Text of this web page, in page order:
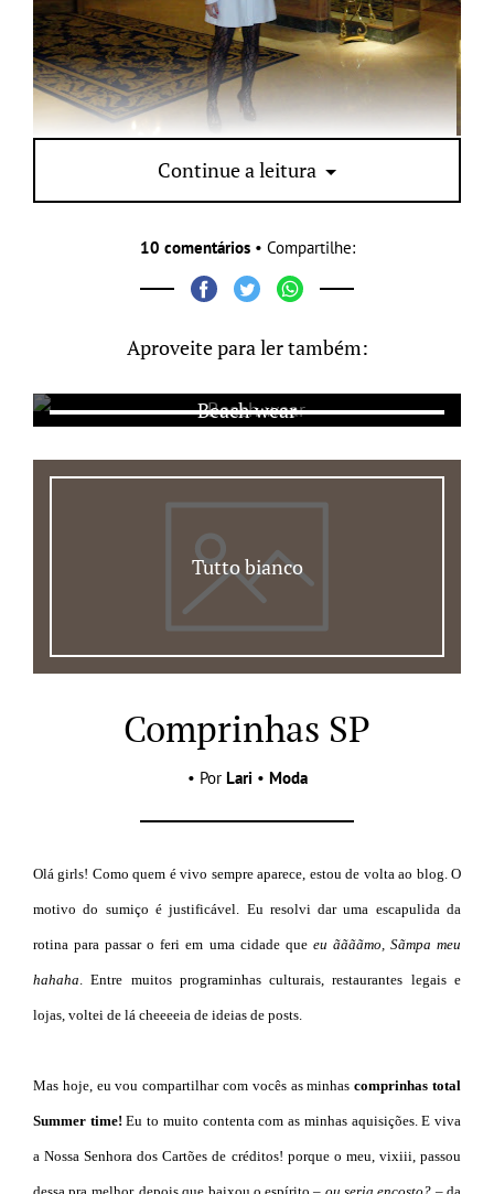
Fica a sugestão de compra! 😉Continue a leitura
10 comentários• Compartilhe:
Aproveite para ler também:
Beach wear
Tutto bianco
Comprinhas SP
• Por Lari • Moda
Olá girls! Como quem é vivo sempre aparece, estou de volta ao blog. O
motivo do sumiço é justificável. Eu resolvi dar uma escapulida da
rotina para passar o feri em uma cidade queeu ããããmo, Sãmpa meu
hahaha . Entre muitos programinhas culturais, restaurantes legais e
lojas, voltei de lá cheeeeia de ideias de posts.
Mas hoje, eu vou compartilhar com vocês as minhascomprinhas total
Summer time! Eu to muito contenta com as minhas aquisições. E viva
a Nossa Senhora dos Cartões de créditos! porque o meu, vixiii, passou